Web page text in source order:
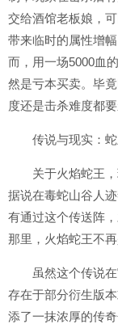
交给酒馆老板娘，
带来临时的属性增
而，用一场5000血
然是亏本买卖。毕
度还是击杀难度都要
传说与现实：蛇
关于火焰蛇王，
据说在毒蛇山谷人
有通过这个传送阵
那里，火焰蛇王不
虽然这个传说在
存在于部分衍生版
添了一抹浓厚的传奇